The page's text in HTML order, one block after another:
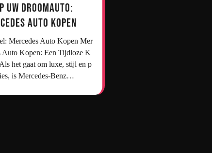
uw droomauto:
auto kopen
Auto Kopen: Een Tijdloze K
het gaat om luxe, stijl en p
is Mercedes-Benz…